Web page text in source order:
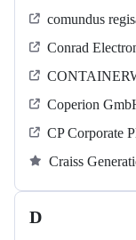
comundus
Conrad
Coperion
CP Corporate
Craiss
D